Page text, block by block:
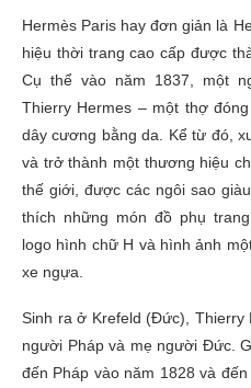
Hermès Paris hay đơn giản là
hiệu thời trang cao cấp được
Cụ thể vào năm 1837, một
Thierry Hermes – một thợ
dây cương bằng da. Kể từ đó,
và trở thành một thương hiệu
thế giới, được các ngôi sao
thích những món đồ phụ
logo hình chữ H và hình ảnh
xe ngựa.
Sinh ra ở Krefeld (Đức),
người Pháp và mẹ người Đức.
đến Pháp vào năm 1828 và